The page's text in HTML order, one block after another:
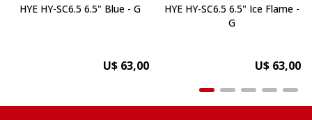
HYE HY-SC6.5 6.5" Blue - G
U$ 63,00
HYE HY-SC6.5 6.5" Ice Flame -
G
U$ 63,00